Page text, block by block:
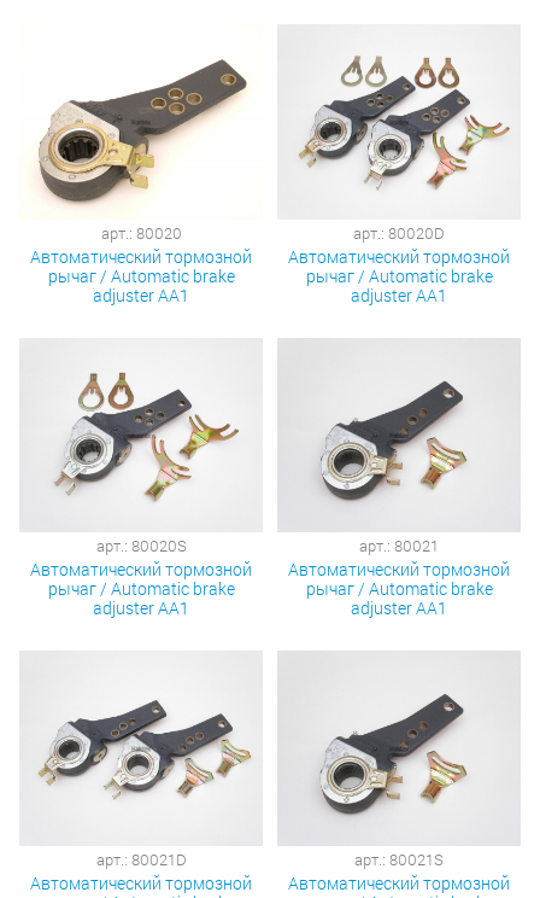
арт.: 80020
Автоматический тормозной
рычаг / Automatic brake
adjuster AA1
арт.: 80020D
Автоматический тормозной
рычаг / Automatic brake
adjuster AA1
арт.: 80020S
Автоматический тормозной
рычаг / Automatic brake
adjuster AA1
арт.: 80021
Автоматический тормозной
рычаг / Automatic brake
adjuster AA1
арт.: 80021D
Автоматический тормозной
арт.: 80021S
Автоматический тормозной